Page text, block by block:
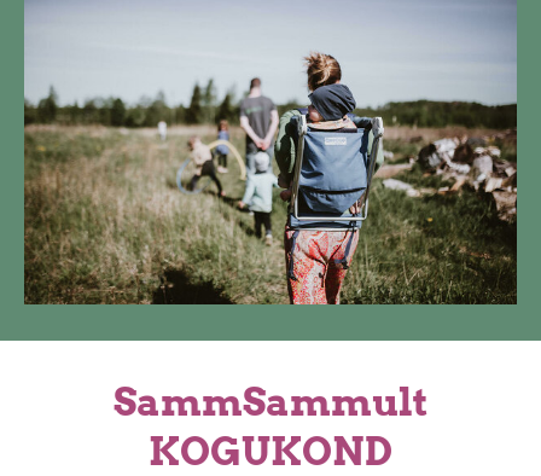
SammSammult
KOGUKOND